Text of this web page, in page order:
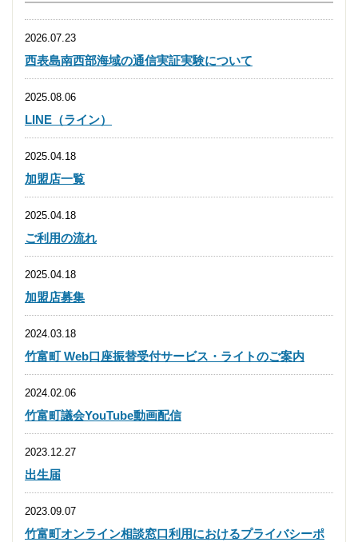
2026.07.23
西表島南西部海域の通信実証実験について
2025.08.06
LINE（ライン）
2025.04.18
加盟店一覧
2025.04.18
ご利用の流れ
2025.04.18
加盟店募集
2024.03.18
竹富町 Web口座振替受付サービス・ライトのご案内
2024.02.06
竹富町議会YouTube動画配信
2023.12.27
出生届
2023.09.07
竹富町オンライン相談窓口利用におけるプライバシーポ